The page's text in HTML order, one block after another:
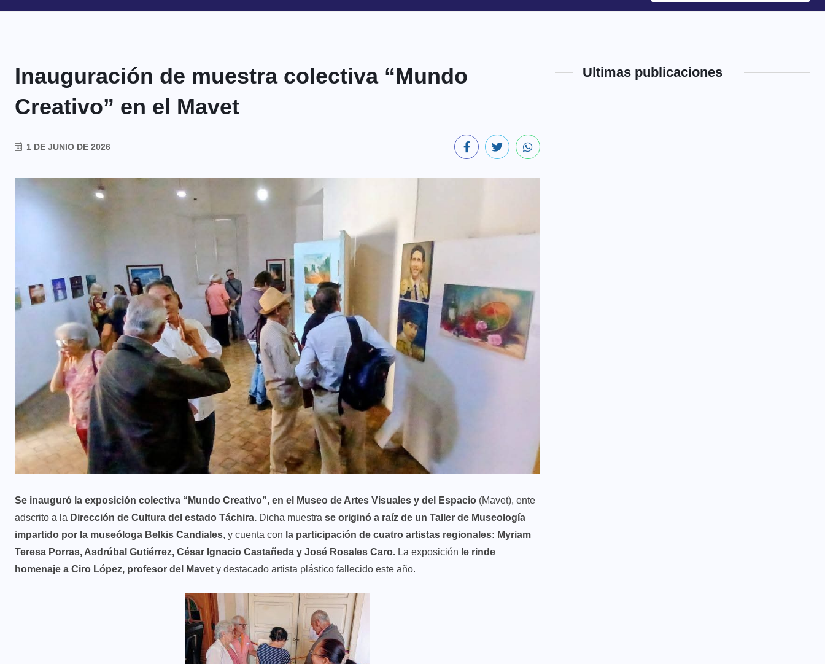
Inauguración de muestra colectiva “Mundo
Creativo” en el Mavet
1 DE JUNIO DE 2026
Se inauguró la exposición colectiva “Mundo Creativo”, en el Museo de Artes Visuales y del Espacio (Mavet), ente
adscrito a la Dirección de Cultura del estado Táchira. Dicha muestra se originó a raíz de un Taller de Museología
impartido por la museóloga Belkis Candiales, y cuenta con la participación de cuatro artistas regionales: Myriam
Teresa Porras, Asdrúbal Gutiérrez, César Ignacio Castañeda y José Rosales Caro. La exposición le rinde
homenaje a Ciro López, profesor del Mavet y destacado artista plástico fallecido este año.
Ultimas publicaciones